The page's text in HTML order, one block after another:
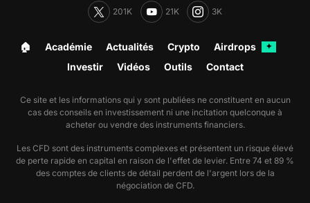
201K 21K 3K
🏠︎ Académie Actualités Crypto Airdrops ✦
Investir Vidéos Outils Contact
Ce site et les informations qui y sont publiées ne constituent en aucun
cas des conseils en investissement ni une incitation quelconque à
acheter ou vendre des instruments financiers.
Les CFD sont des instruments complexes et présentent un risque élevé
de perte rapide en capital en raison de l'effet de levier. Entre 74 et 89 %
des comptes de clients de détail perdent de l'argent lors de la
négociation de CFD.